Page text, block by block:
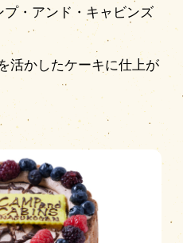
・アンド・キャビンズ
活かしたケーキに仕上が